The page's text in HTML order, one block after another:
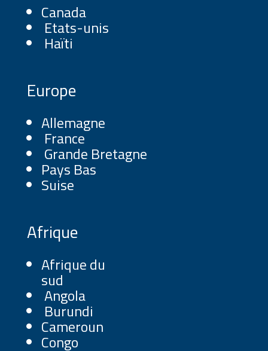
Canada
Etats-unis
Haïti
Europe
Allemagne
France
Grande Bretagne
Pays Bas
Suise
Afrique
Afrique du
sud
Angola
Burundi
Cameroun
Congo